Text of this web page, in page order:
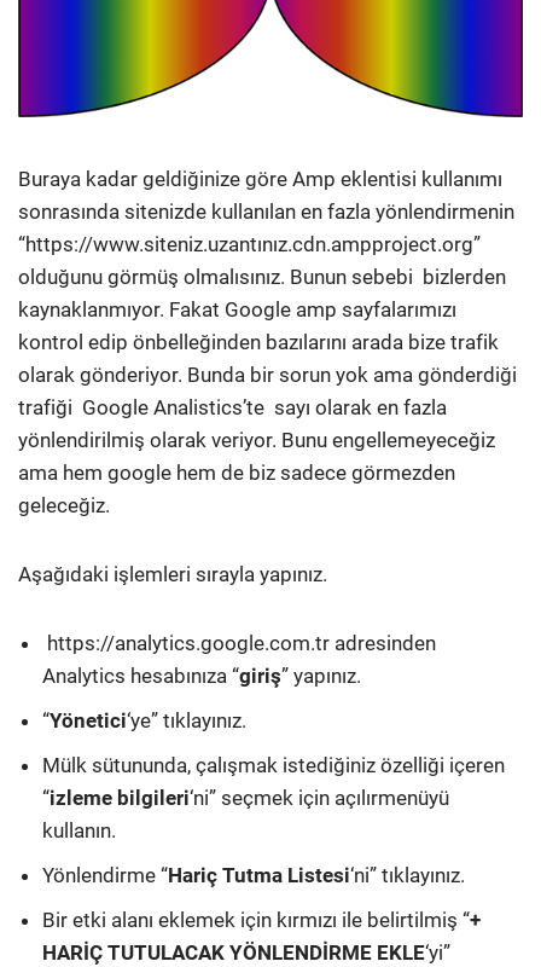
Buraya kadar geldiğinize göre Amp eklentisi kullanımı
sonrasında sitenizde kullanılan en fazla yönlendirmenin
“https://www.siteniz.uzantınız.cdn.ampproject.org”
olduğunu görmüş olmalısınız. Bunun sebebi bizlerden
kaynaklanmıyor. Fakat Google amp sayfalarımızı
kontrol edip önbelleğinden bazılarını arada bize trafik
olarak gönderiyor. Bunda bir sorun yok ama gönderdiği
trafiği Google Analistics’te sayı olarak en fazla
yönlendirilmiş olarak veriyor. Bunu engellemeyeceğiz
ama hem google hem de biz sadece görmezden
geleceğiz.
Aşağıdaki işlemleri sırayla yapınız.
https://analytics.google.com.tr adresinden
Analytics hesabınıza “giriş” yapınız.
“Yönetici‘ye” tıklayınız.
Mülk sütununda, çalışmak istediğiniz özelliği içeren
“izleme bilgileri‘ni” seçmek için açılırmenüyü
kullanın.
Yönlendirme “Hariç Tutma Listesi‘ni” tıklayınız.
Bir etki alanı eklemek için kırmızı ile belirtilmiş “+
HARİÇ TUTULACAK YÖNLENDİRME EKLE‘yi”